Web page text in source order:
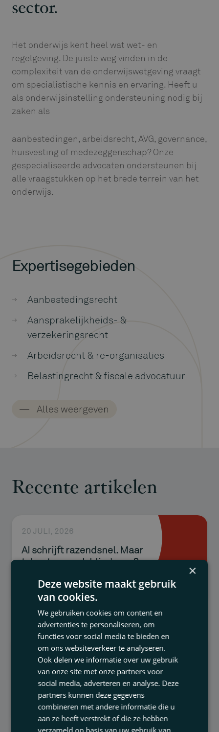
sector.
Het onderwijs kent heel wat wet- en
regelgeving. De juiste weg vinden in de
complexiteit van de onderwijswetgeving vraagt
om specialistische kennis en ervaring. Heeft u
als onderwijsinstelling ondersteuning nodig bij
zaken als
aanbestedingen, arbeidsrecht, AVG, governance,
huisvesting of medezeggenschap? Onze
gespecialiseerde advocaten ondersteunen bij
alle vraagstukken op het brede terrein van het
onderwijs.
Expertisegebieden
Aanbestedingsrecht
Aansprakelijkheids- &
verzekeringsrecht
Arbeidsrecht & re-organisaties
Belastingrecht & fiscale advocatuur
Bestuurs- & omgevingsrecht
Financieringen & zekerheden
Governance & toezicht
Huurrecht
Ondernemings- & vennootschapsrecht
Onderwijsrecht
Privacy & databescherming
Samenwerkingsovereenkomsten
Subsidies
Alles weergeven
Recente artikelen
20 JULI, 2026
AI schrijft razendsnel. Maar
tekent u er ook blind voor?
28 MEI, 2026
Raad van State: FNV mag
bezwaar maken tegen boete
voor transportonderneming
×
Deze website maakt gebruik
van cookies.
We gebruiken cookies om content en
advertenties te personaliseren, om
functies voor social media te bieden en
om ons websiteverkeer te analyseren.
Ook delen we informatie over uw gebruik
van onze site met onze partners voor
social media, adverteren en analyse. Deze
partners kunnen deze gegevens
combineren met andere informatie die u
aan ze heeft verstrekt of die ze hebben
verzameld op basis van uw gebruik van